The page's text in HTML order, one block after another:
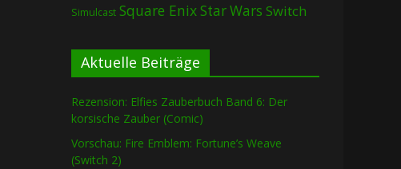
Simulcast Square EnixStar Wars Switch
Aktuelle Beiträge
Rezension: Elfies Zauberbuch Band 6: Der
korsische Zauber (Comic)
Vorschau: Fire Emblem: Fortune’s Weave
(Switch 2)